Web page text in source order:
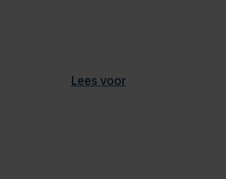
Lees voor